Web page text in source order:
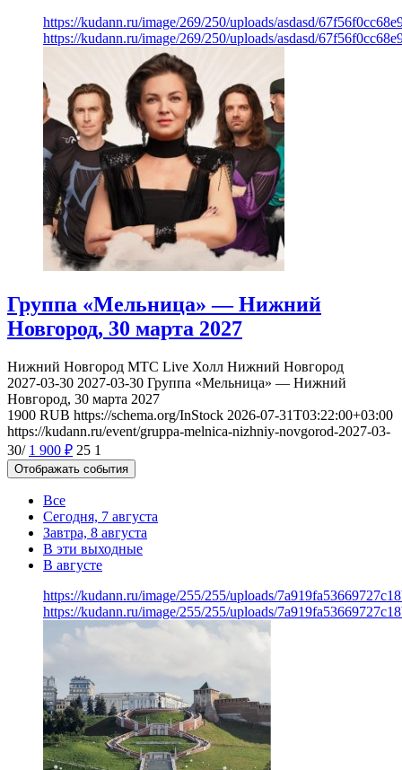
https://kudann.ru/image/269/250/uploads/asdasd/
https://kudann.ru/image/269/250/uploads/asdasd/
Группа «Мельница» — Нижний
Новгород, 30 марта 2027
Нижний Новгород МТС Live Холл Нижний Новгород
2027-03-30 2027-03-30 Группа «Мельница» — Нижний
Новгород, 30 марта 2027
1900 RUB https://schema.org/InStock 2026-07-31T03:22:00+03:00
https://kudann.ru/event/gruppa-melnica-nizhniy-novgorod-2027-03-
30/ 1 900 ₽ 25 1
Отображать события
Все
Сегодня, 7 августа
Завтра, 8 августа
В эти выходные
В августе
https://kudann.ru/image/255/255/uploads/
https://kudann.ru/image/255/255/uploads/